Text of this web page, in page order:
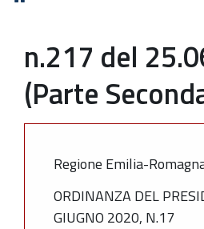
n.217 del
(Parte
Regione Emilia-
ORDINANZA DEL
GIUGNO 2020, N.17